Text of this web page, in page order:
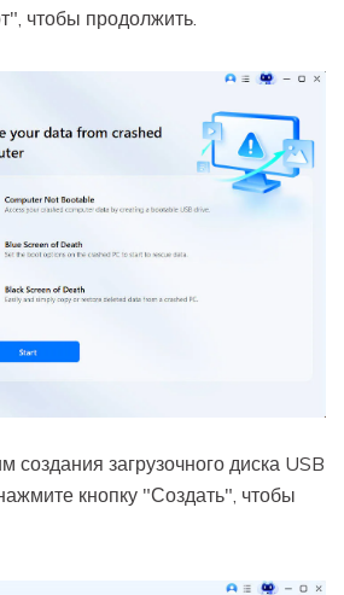
чтобы продолжить.
создания загрузочного диска USB
кнопку "Создать", чтобы